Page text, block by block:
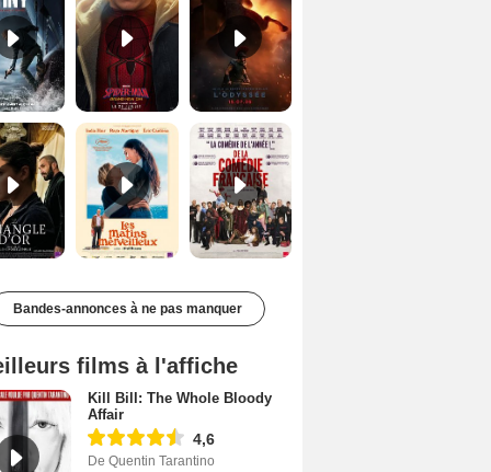
Le Triangle d'or Bande-annonce VF De la Comédie-Française Teaser VF
Bandes-annonces à ne pas manquer
films à l'affiche
Kill Bill: The Whole Bloody
Affair
4,6
De Quentin Tarantino